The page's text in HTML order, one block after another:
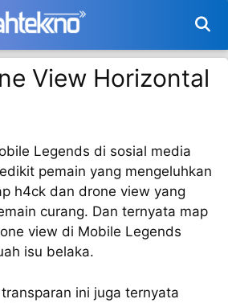
View Horizontal
Legends di sosial media
pemain yang mengeluhkan
h4ck dan drone view yang
curang. Dan ternyata map
view di Mobile Legends
isu belaka.
ini juga ternyata